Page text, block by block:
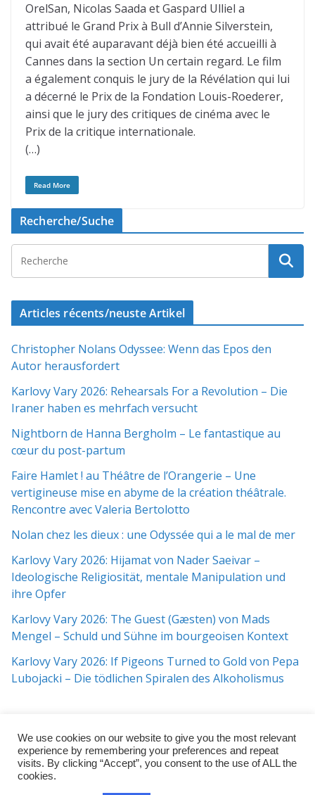
OrelSan, Nicolas Saada et Gaspard Ulliel a
attribué le Grand Prix à Bull d’Annie Silverstein,
qui avait été auparavant déjà bien été accueilli à
Cannes dans la section Un certain regard. Le film
a également conquis le jury de la Révélation qui lui
a décerné le Prix de la Fondation Louis-Roederer,
ainsi que le jury des critiques de cinéma avec le
Prix de la critique internationale.
(…)
Read More
Recherche/Suche
Articles récents/neuste Artikel
Christopher Nolans Odyssee: Wenn das Epos den
Autor herausfordert
Karlovy Vary 2026: Rehearsals For a Revolution – Die
Iraner haben es mehrfach versucht
Nightborn de Hanna Bergholm – Le fantastique au
cœur du post-partum
Faire Hamlet ! au Théâtre de l’Orangerie – Une
vertigineuse mise en abyme de la création théâtrale.
Rencontre avec Valeria Bertolotto
Nolan chez les dieux : une Odyssée qui a le mal de mer
Karlovy Vary 2026: Hijamat von Nader Saeivar​​ –
Ideologische Religiosität, mentale Manipulation und
ihre Opfer
Karlovy Vary 2026: The Guest (Gæsten) von Mads
Mengel – Schuld und Sühne im bourgeoisen Kontext
Karlovy Vary 2026: If Pigeons Turned to Gold von Pepa
Lubojacki – Die tödlichen Spiralen des Alkoholismus
We use cookies on our website to give you the most relevant
experience by remembering your preferences and repeat
visits. By clicking “Accept”, you consent to the use of ALL the
cookies.